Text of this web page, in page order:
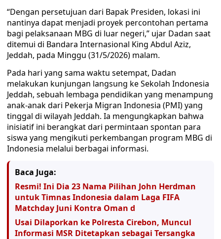
“Dengan persetujuan dari Bapak Presiden, lokasi ini
nantinya dapat menjadi proyek percontohan pertama
bagi pelaksanaan MBG di luar negeri,” ujar Dadan saat
ditemui di Bandara Internasional King Abdul Aziz,
Jeddah, pada Minggu (31/5/2026) malam.
Pada hari yang sama waktu setempat, Dadan
melakukan kunjungan langsung ke Sekolah Indonesia
Jeddah, sebuah lembaga pendidikan yang menampung
anak-anak dari Pekerja Migran Indonesia (PMI) yang
tinggal di wilayah Jeddah. Ia mengungkapkan bahwa
inisiatif ini berangkat dari permintaan spontan para
siswa yang mengikuti perkembangan program MBG di
Indonesia melalui berbagai informasi.
Baca Juga:
Resmi! Ini Dia 23 Nama Pilihan John Herdman
untuk Timnas Indonesia dalam Laga FIFA
Matchday Juni Kontra Oman d
Usai Dilaporkan ke Polresta Cirebon, Muncul
Informasi MSR Ditetapkan sebagai Tersangka